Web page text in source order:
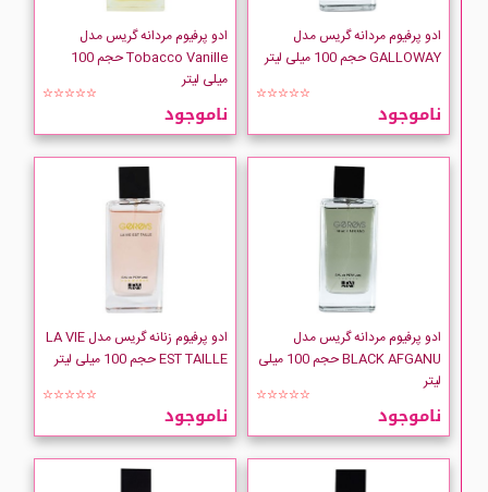
ادو پرفیوم مردانه گریس مدل
GALLOWAY حجم 100 میلی لیتر
☆☆☆☆☆
ناموجود
ادو پرفیوم مردانه گریس مدل
Tobacco Vanille حجم 100
میلی لیتر
☆☆☆☆☆
ناموجود
ادو پرفیوم مردانه گریس مدل
BLACK AFGANU حجم 100 میلی
لیتر
☆☆☆☆☆
ناموجود
ادو پرفیوم زنانه گریس مدل LA VIE
EST TAILLE حجم 100 میلی لیتر
☆☆☆☆☆
ناموجود